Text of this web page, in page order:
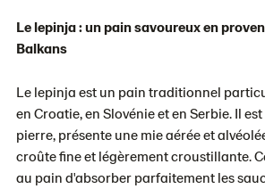
Le lepinja : un pain savoureux en
Balkans
Le lepinja est un pain traditionnel
en Croatie, en Slovénie et en Serbie. Il
pierre, présente une mie aérée et
croûte fine et légèrement croustillante.
au pain d'absorber parfaitement les